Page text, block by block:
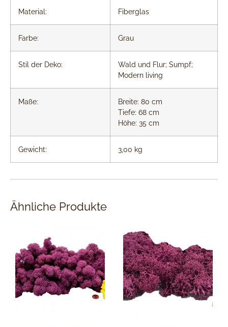
Material: Fiberglas
Farbe: Grau
Stil der Deko:
Wald und Flur; Sumpf;
Modern living
Maße:
Breite: 80 cm
Tiefe: 68 cm
Höhe: 35 cm
Gewicht: 3,00 kg
Ähnliche Produkte